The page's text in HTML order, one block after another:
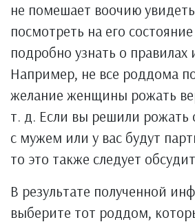
не помешает воочию
посмотреть на его
подробно узнать о правилах
Например, не все роддома
желание женщины рожать
т. д. Если вы решили рожать
с мужем или у вас будут
то это также следует
В результате полученной
выберите тот роддом,